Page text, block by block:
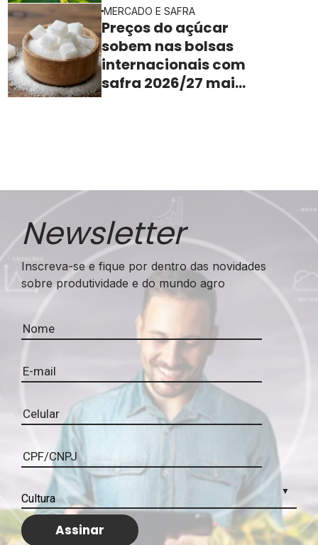
MERCADO E SAFRA
Preços do açúcar
sobem nas bolsas
internacionais com
safra 2026/27 mais
Newsletter
Inscreva-se e fique por dentro das novidades
sobre produtividade e do mundo agro